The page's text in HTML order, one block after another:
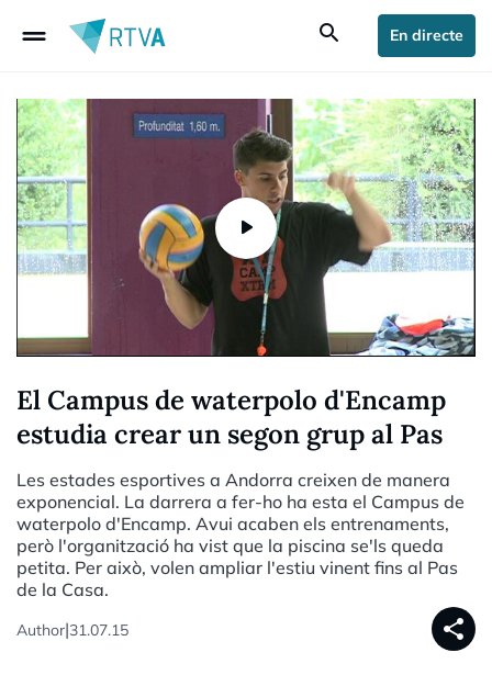
drag_handle search En directe
El Campus de waterpolo d'Encamp
estudia crear un segon grup al Pas
Les estades esportives a Andorra creixen de manera
exponencial. La darrera a fer-ho ha esta el Campus de
waterpolo d'Encamp. Avui acaben els entrenaments,
però l'organització ha vist que la piscina se'ls queda
petita. Per això, volen ampliar l'estiu vinent fins al Pas
de la Casa.
Author|31.07.15 share